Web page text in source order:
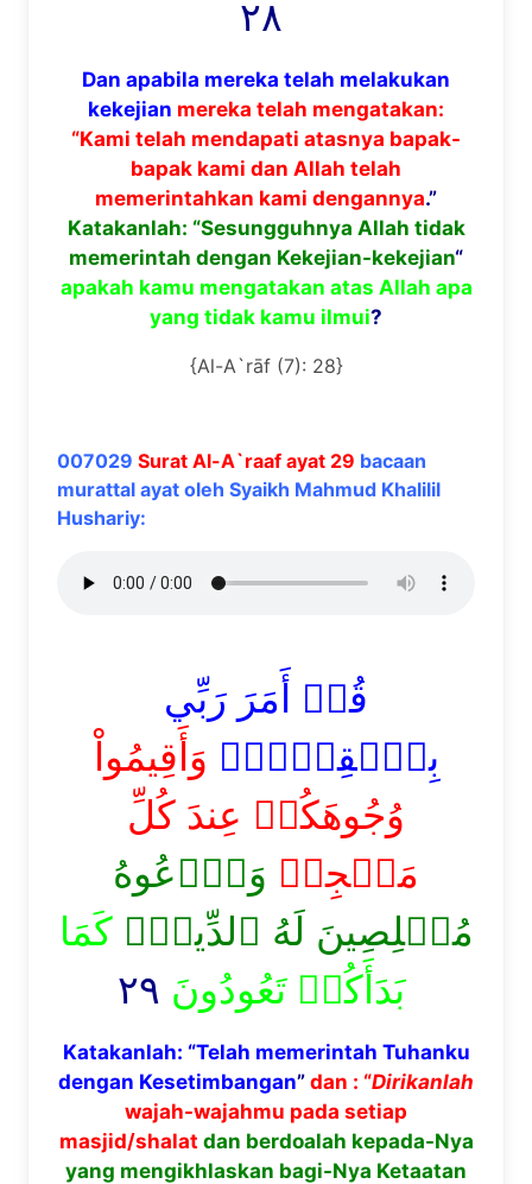
٢٨
Dan apabila mereka telah melakukan
kekejian mereka telah mengatakan:
“Kami telah mendapati atasnya bapak-
bapak kami dan Allah telah
memerintahkan kami dengannya.”
Katakanlah: “Sesungguhnya Allah tidak
memerintah dengan Kekejian-kekejian“
apakah kamu mengatakan atas Allah apa
yang tidak kamu ilmui?
{Al-A`rāf (7): 28}
007029 Surat Al-A`raaf ayat 29 bacaan
murattal ayat oleh Syaikh Mahmud Khalilil
Hushariy:
قُلۡ أَمَرَ رَبِّي
بِٱلۡقِسۡطِۖ وَأَقِيمُواْ
وُجُوهَكُمۡ عِندَ كُلِّ
مَسۡجِدٖ وَٱدۡعُوهُ
مُخۡلِصِينَ لَهُ ٱلدِّينَۚ كَمَا
بَدَأَكُمۡ تَعُودُونَ ٢٩
Katakanlah: “Telah memerintah Tuhanku
dengan Kesetimbangan” dan : “Dirikanlah
wajah-wajahmu pada setiap
masjid/shalat dan berdoalah kepada-Nya
yang mengikhlaskan bagi-Nya Ketaatan